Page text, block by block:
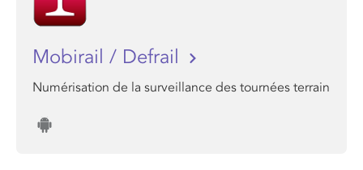
Mobirail / Defrail
Numérisation de la surveillance des tournées terrain